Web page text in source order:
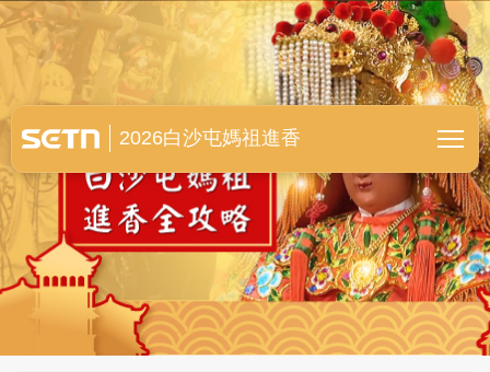
白沙屯媽祖進香全紀錄
2026白沙屯媽祖進香